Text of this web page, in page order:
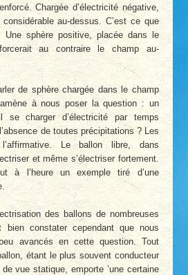
Chargée d’électricité négative,
au-dessus. C’est ce que
Une sphère positive, placée dans le
au contraire le champ au-
de sphère chargée dans le champ
à nous poser la question : un
se charger d’électricité par temps
de toutes précipitations ? Les
Le ballon libre, dans
et même s’électriser fortement.
à l’heure un exemple tiré d’une
des ballons de nombreuses
constater cependant que nous
avancés en cette question. Tout
étant le plus souvent conducteur
vue statique, emporte ’une certaine